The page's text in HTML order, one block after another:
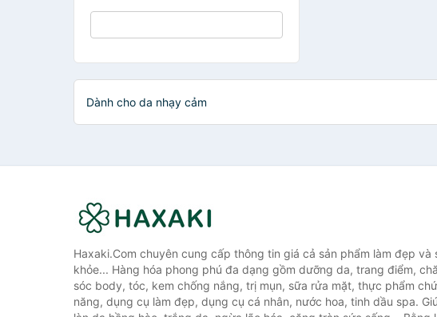
Dành cho da nhạy cảm
Haxaki.Com chuyên cung cấp thông tin giá cả sản phẩm làm đẹp và
khỏe... Hàng hóa phong phú đa dạng gồm dưỡng da, trang điểm,
sóc body, tóc, kem chống nắng, trị mụn, sữa rửa mặt, thực phẩm
năng, dụng cụ làm đẹp, dụng cụ cá nhân, nước hoa, tinh dầu spa.